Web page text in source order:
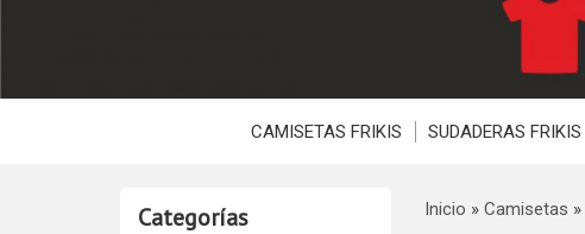
CAMISETAS FRIKIS SUDADERAS FRIKIS
Categorías Inicio » Camisetas »